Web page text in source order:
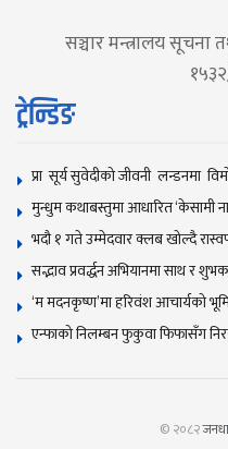
सञ्चार मन्त्रालय सूचना
ट्रेन्डिङ
प्रा सूर्य सुवेदीको जीवनी लन्डनमा
मुन्धुम कथाबस्तुमा आधारित ‘केसामी
भदौ १ गते उम्मेदवार क्लब खोल्दै
सद्भाव प्रवर्द्धन अभियानमा साथ र
‘म मदनकृष्ण’मा हरिवंश आचार्यको
एन्फाको निलम्बन फुकुवा फिफासँग
© २०८२